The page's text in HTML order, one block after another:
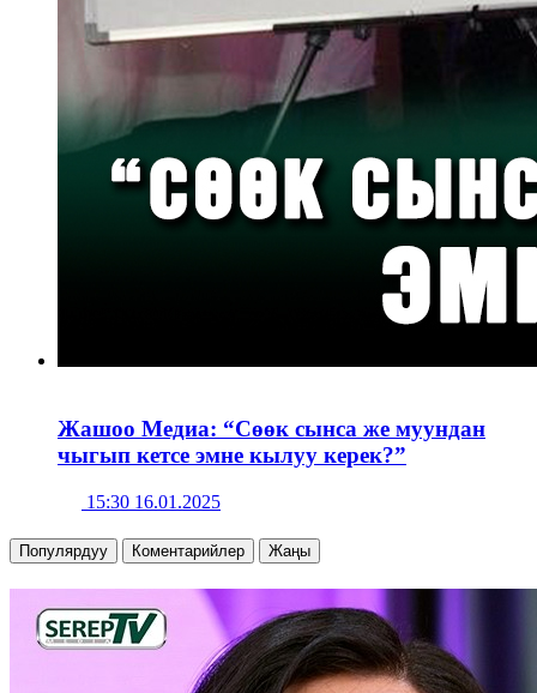
Жашоо Медиа: “Сөөк сынса же муундан
чыгып кетсе эмне кылуу керек?”
15:30 16.01.2025
Популярдуу Коментарийлер Жаңы